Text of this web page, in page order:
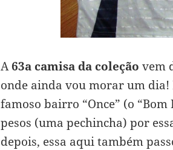
A63a camisa da coleção vem
onde ainda vou morar um dia!
famoso bairro “Once” (o “Bom
pesos (uma pechincha) por
depois, essa aqui também